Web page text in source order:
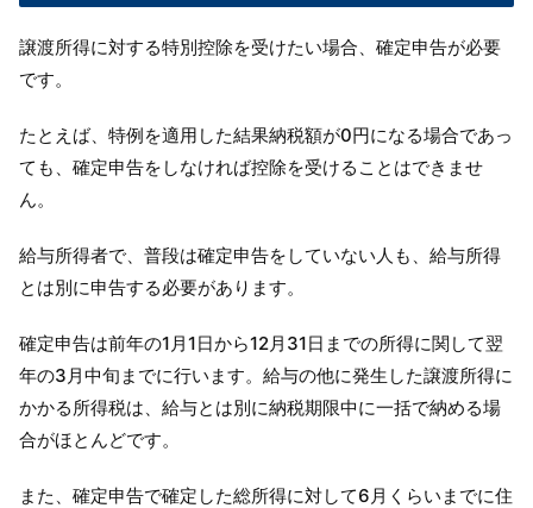
譲渡所得に対する特別控除を受けたい場合、確定申告が必要
です。
たとえば、特例を適用した結果納税額が0円になる場合であっ
ても、確定申告をしなければ控除を受けることはできませ
ん。
給与所得者で、普段は確定申告をしていない人も、給与所得
とは別に申告する必要があります。
確定申告は前年の1月1日から12月31日までの所得に関して翌
年の3月中旬までに行います。給与の他に発生した譲渡所得に
かかる所得税は、給与とは別に納税期限中に一括で納める場
合がほとんどです。
また、確定申告で確定した総所得に対して6月くらいまでに住